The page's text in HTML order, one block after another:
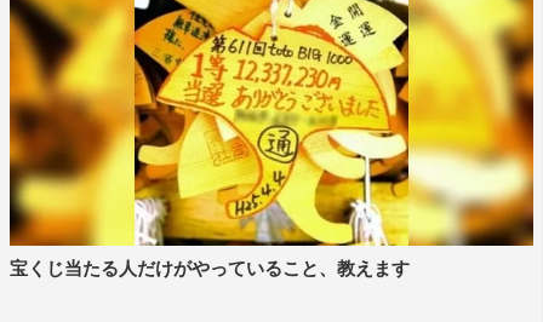
宝くじ当たる人だけがやっていること、教えます